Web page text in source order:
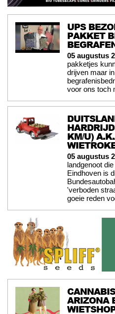
UPS
PAKKET
05 augustus
pakketjes
drijven maar
voor ons toch
KM/U)
05 augustus
landgenoot
Eindhoven is
'verboden
goeie reden
ARIZONA